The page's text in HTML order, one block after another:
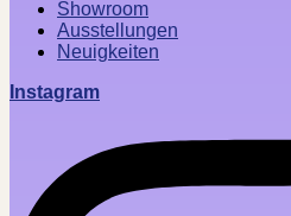
Showroom
Ausstellungen
Neuigkeiten
Instagram